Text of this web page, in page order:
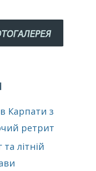
Карпати з
ретрит
літній